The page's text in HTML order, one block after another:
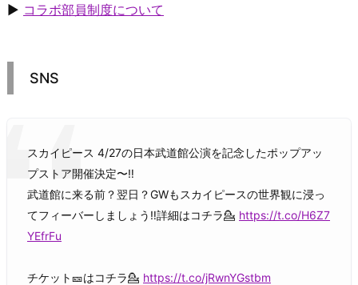
▶ コラボ部員制度について
SNS
スカイピース 4/27の日本武道館公演を記念したポップアッ
プストア開催決定〜‼️
武道館に来る前？翌日？GWもスカイピースの世界観に浸っ
てフィーバーしましょう‼️詳細はコチラ💁 https://t.co/H6Z7
YEfrFu
チケット🎫はコチラ💁 https://t.co/jRwnYGstbm